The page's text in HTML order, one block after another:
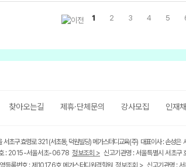
1 2 3 4 5
찾아오는길 제휴·단체문의 강사모집 인재
초구 효령로 321 (서초동, 덕원빌딩) 메가스터디교육(주) 대표이사 : 손
: 2015-서울서초-0678 정보조회 > 신고기관명 : 서울특별시 서초구
등록번호 : 제10176호 메가스터디원격학원 정보조회 > 신고기관명 :